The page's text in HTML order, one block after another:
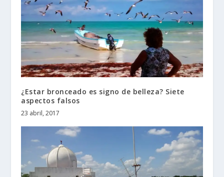
¿Estar bronceado es signo de belleza? Siete
aspectos falsos
23 abril, 2017